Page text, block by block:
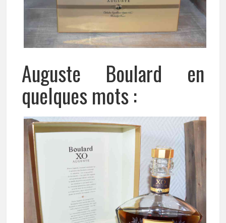
Auguste Boulard en
quelques mots :